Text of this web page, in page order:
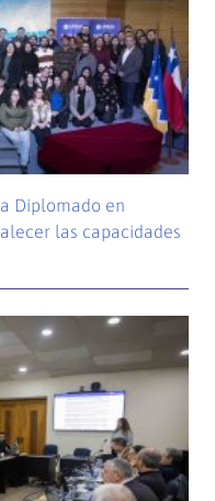
Diplomado en
las capacidades